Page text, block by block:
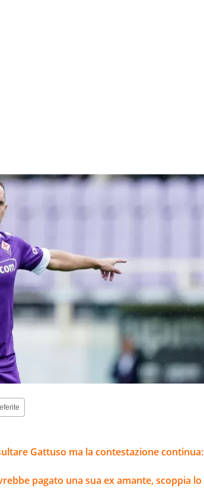
Gattuso ma la contestazione continua:
pagato una sua ex amante, scoppia lo